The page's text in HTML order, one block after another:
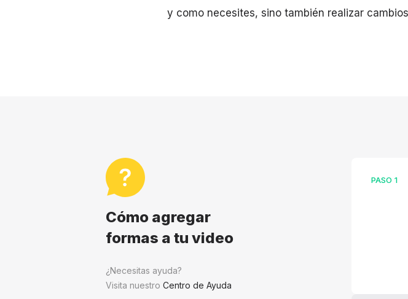
y como necesites, sino también realizar
Cómo agregar
formas a tu video
¿Necesitas ayuda?
Visita nuestro Centro de Ayuda
PASO 1